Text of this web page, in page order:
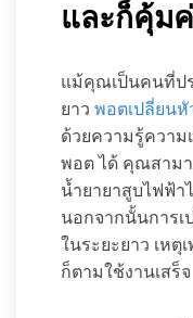
และก็คุ้ม
แม้คุณเป็นคนที่ป
ยาว พอตเปลี่ยนหั
ด้วยความรู้ความ
พอต ได้ คุณสาม
น้ำยายาสูบไฟฟ้า
นอกจากนั้นการ
ในระยะยาว เหตุ
ก็ตามใช้งานเสร็จ